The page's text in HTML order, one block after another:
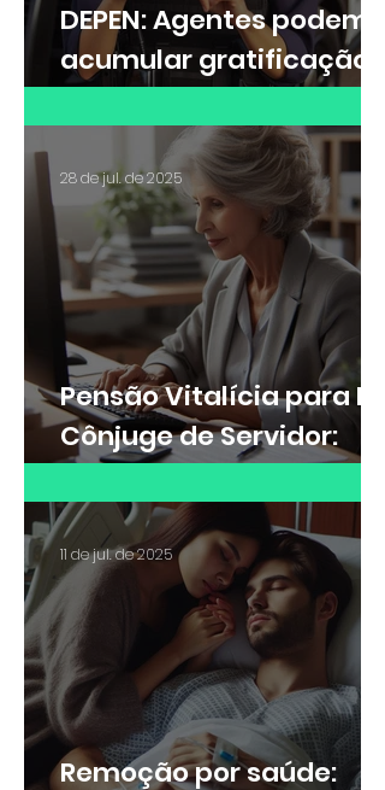
DEPEN: Agentes podem
acumular gratificação
de Raio-X e adicional de
insalubridade?
Pensão Vitalícia para Ex-
Cônjuge de Servidor:
Saiba quando é possível
receber
28 de jul. de 2025
Remoção por saúde:
11 de jul. de 2025